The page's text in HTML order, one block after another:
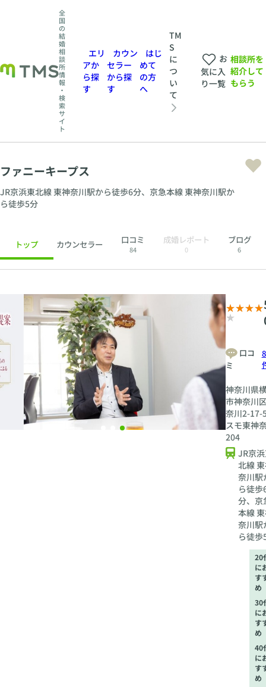
全
国
の
結
婚
相
談
所
情
報
・
検
索
サ
イ
ト
エリ
アか
ら探
す
カウン
セラー
から探
す
はじ
めて
の方
へ
TM
S
に
つ
い
て
お
気に入
り一覧
相談所を
紹介して
もらう
ファニーキープス
JR京浜東北線 東神奈川駅から徒歩6分、京急本線 東神奈川駅か
ら徒歩5分
トップ カウンセラー 口コミ
84
成婚レポート
0
ブログ
6
口コ
ミ
神奈川県
市神奈川
奈川2-17-
スモ東神
204
JR京
北線
奈川駅
ら徒歩
分、京
本線
奈川駅
ら徒歩
20
に
す
め
30
に
す
め
40
に
す
め